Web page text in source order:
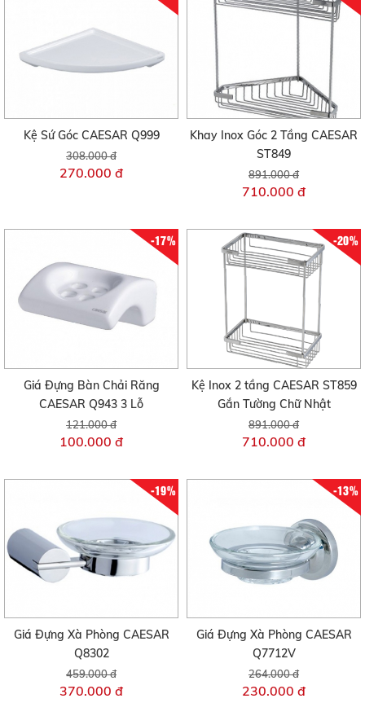
Kệ Sứ Góc CAESAR Q999
308.000 đ
270.000 đ
Khay Inox Góc 2 Tầng CAESAR
ST849
891.000 đ
710.000 đ
-17%
Giá Đựng Bàn Chải Răng
CAESAR Q943 3 Lỗ
121.000 đ
100.000 đ
-20%
Kệ Inox 2 tầng CAESAR ST859
Gắn Tường Chữ Nhật
891.000 đ
710.000 đ
-19%
Giá Đựng Xà Phòng CAESAR
Q8302
459.000 đ
370.000 đ
-13%
Giá Đựng Xà Phòng CAESAR
Q7712V
264.000 đ
230.000 đ